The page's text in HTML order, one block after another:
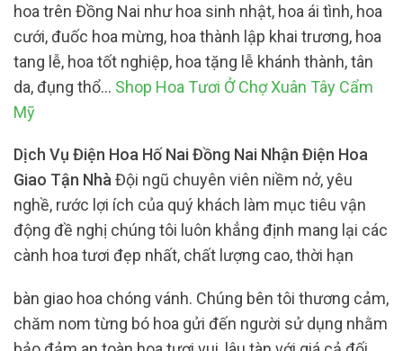
hoa trên Đồng Nai như hoa sinh nhật, hoa ái tình, hoa
cưới, đuốc hoa mừng, hoa thành lập khai trương, hoa
tang lễ, hoa tốt nghiệp, hoa tặng lễ khánh thành, tân
da, đụng thổ… Shop Hoa Tươi Ở Chợ Xuân Tây Cẩm
Mỹ
Dịch Vụ Điện Hoa Hố Nai Đồng Nai Nhận Điện Hoa
Giao Tận Nhà Đội ngũ chuyên viên niềm nở, yêu
nghề, rước lợi ích của quý khách làm mục tiêu vận
động đề nghị chúng tôi luôn khẳng định mang lại các
cành hoa tươi đẹp nhất, chất lượng cao, thời hạn
bàn giao hoa chóng vánh. Chúng bên tôi thương cảm,
chăm nom từng bó hoa gửi đến người sử dụng nhằm